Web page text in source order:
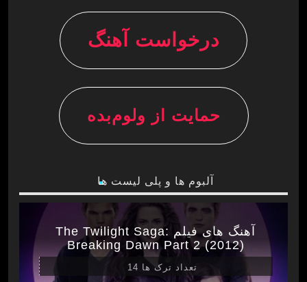
درخواست آهنگ
حمایت از ولوم‌بده
آلبوم ها و پلی لیست ها
آهنگ های فیلم The Twilight Saga:
Breaking Dawn Part 2 (2012)
تعداد ترک ها 14